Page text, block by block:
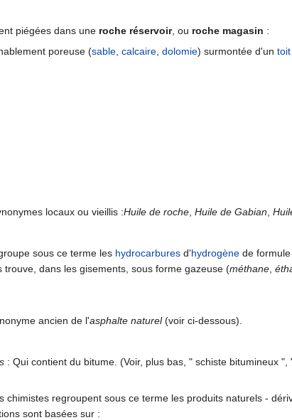
piégées dans une roche réservoir, ou roche magasin :
poreuse (sable ,calcaire ,dolomie) surmontée d'untoit
locaux ou vieillis :Huile de roche Huile de Gabian
sous ce terme les hydrocarbures d'hydrogène de
trouve, dans les gisements, sous forme gazeuse (méthane
ancien de l'asphalte naturel(voir ci-dessous).
: Qui contient du bitume. (Voir, plus bas, " schiste bitumineux ",
chimistes regroupent sous ce terme les produits naturels -
sont basées sur :